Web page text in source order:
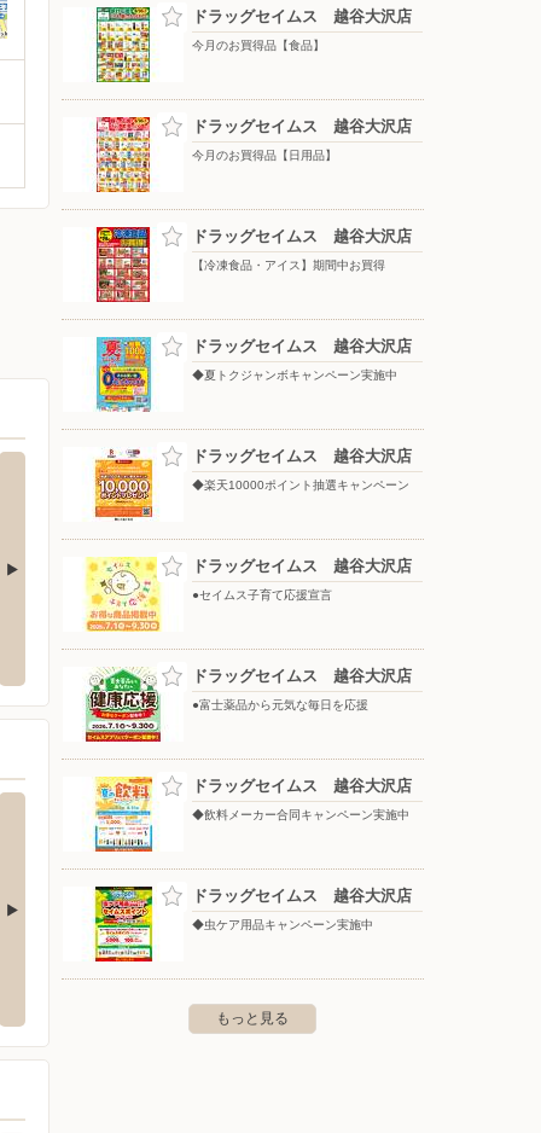
割店
一ノ割1-11-20 〒340-0052 埼玉県草加市金明町220-1
1
ドラッグセイムス 越谷大沢店
今月のお買得品【食品】
ドラッグセイムス 越谷大沢店
今月のお買得品【日用品】
ドラッグセイムス 越谷大沢店
【冷凍食品・アイス】期間中お買得
ドラッグセイムス 越谷大沢店
◆夏トクジャンボキャンペーン実施中
ドラッグセイムス 越谷大沢店
◆楽天10000ポイント抽選キャンペーン
ドラッグセイムス 越谷大沢店
●セイムス子育て応援宣言
ドラッグセイムス 越谷大沢店
●富士薬品から元気な毎日を応援
ドラッグセイムス 越谷大沢店
◆飲料メーカー合同キャンペーン実施中
ドラッグセイムス 越谷大沢店
◆虫ケア用品キャンペーン実施中
もっと見る